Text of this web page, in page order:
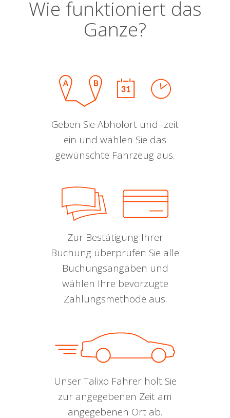
Wie funktioniert das
Ganze?
Geben Sie Abholort und -zeit
ein und wählen Sie das
gewünschte Fahrzeug aus.
Zur Bestätigung Ihrer
Buchung überprüfen Sie alle
Buchungsangaben und
wählen Ihre bevorzugte
Zahlungsmethode aus.
Unser Talixo Fahrer holt Sie
zur angegebenen Zeit am
angegebenen Ort ab.